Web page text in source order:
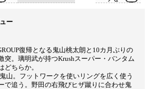
ー
復帰となる鬼山桃太朗と10カ月ぶりの
突。璃明武が持つKrushスーパー・バンタム
どちらか。
山。フットワークを使いリングを広く使う
で追う。野田の右飛びヒザ蹴りに合わせ鬼